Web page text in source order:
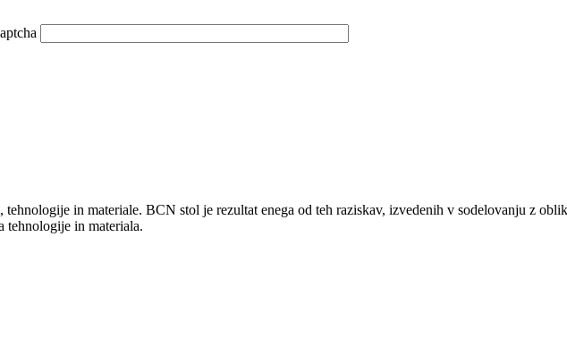
in materiale. BCN stol je rezultat enega od teh raziskav, izvedenih v sodelovanju z
tehnologije in materiala.